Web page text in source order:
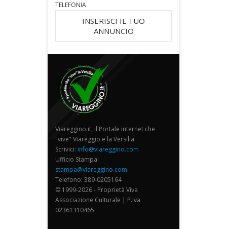
TELEFONIA
INSERISCI IL TUO
ANNUNCIO
Viareggino.it, il Portale internet che
"vive" Viareggio e la Versilia
Scrivici: info@viareggino.com
Ufficio Stampa:
stampa@viareggino.com
Telefono: 389-0205164
© 1999-2026 - Proprietà Viva
Associazione Culturale | P.Iva
02361310465